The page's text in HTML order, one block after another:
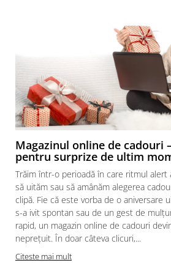
Magazinul online de cadouri
pentru surprize de ultim
Trăim într-o perioadă în care ritmul alert
să uităm sau să amânăm alegerea
clipă. Fie că este vorba de o aniversare
s-a ivit spontan sau de un gest de
rapid, un magazin online de cadouri
neprețuit. În doar câteva clicuri,...
Citeste mai mult